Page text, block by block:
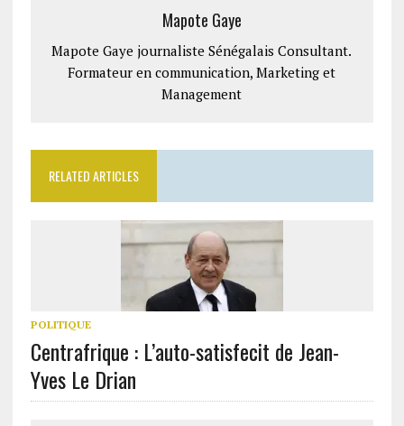
Mapote Gaye
Mapote Gaye journaliste Sénégalais Consultant.
Formateur en communication, Marketing et
Management
RELATED ARTICLES
POLITIQUE
Centrafrique : L’auto-satisfecit de Jean-
Yves Le Drian